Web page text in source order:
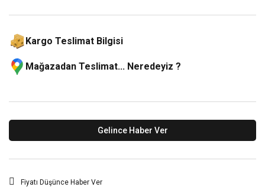
Kargo Teslimat Bilgisi
Mağazadan Teslimat... Neredeyiz ?
Gelince Haber Ver
Fiyatı Düşünce Haber Ver